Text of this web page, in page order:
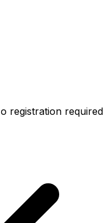
registration required